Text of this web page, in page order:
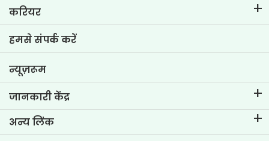
ईएमआई कैलकुलेटर
टू-व्हीलर लोन ईएमआई कैलकुलेटर
कार वैल्यूएशन टूल
करियर
टीवीएस क्रेडिट में जीवन
वर्तमान रिक्तियां
हमसे संपर्क करें
न्यूज़रूम
जानकारी केंद्र
ब्लॉग्स
अक्सर पूछे जाने वाले प्रश्न
अन्य लिंक